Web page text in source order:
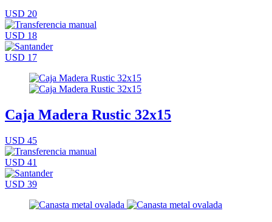
USD 20
USD 18
USD 17
Caja Madera Rustic 32x15
USD 45
USD 41
USD 39